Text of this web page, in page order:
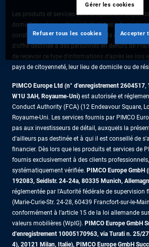
Les produits et services sont uniquement
domiciliées dans cette juridiction. Les
constituent pas une offre de produits ou de
d'offre destinée à des personnes en dehors de
de recevoir ce type d'informations d'après les lois
pays de citoyenneté, leur lieu de domicile ou de
PIMCO Europe Ltd (n° d'enregistrement 2604517,
W1U 3AH, Royaume-Uni) est autorisée et
Conduct Authority (FCA) (12 Endeavour Square,
Royaume-Uni. Les services fournis par PIMCO
pas aux investisseurs de détail, auxquels la
d'ailleurs pas destinée et à qui il est conseillé de
financier. Dès lors que les produits et services de
fournis exclusivement à des clients
systématiquement vérifiée. PIMCO Europe GmbH
192083, Seidlstr. 24-24a, 80335 Munich,
réglementée par l'Autorité fédérale de supervision
(Marie-Curie-Str. 24-28, 60439 Francfort-sur-le-
conformément à l’article 15 de la loi allemande
valeurs mobilières (WpIG). PIMCO Europe GmbH
d'enregistrement 10005170963, via Turati n. 25/
4), 20121 Milan, Italie), PIMCO Europe GmbH
Gérer les cookies
Refuser tous les cookies Accepter